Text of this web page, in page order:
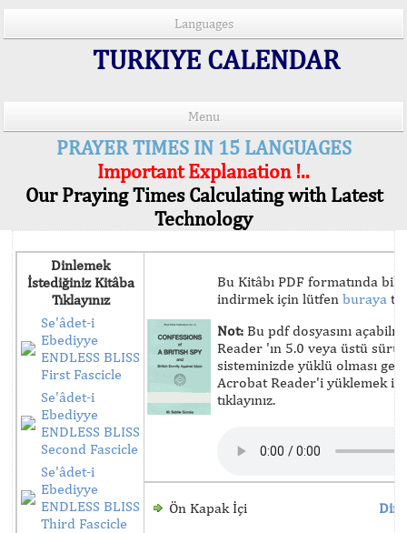
Languages
TURKIYE CALENDAR
Menu
PRAYER TIMES IN 15 LANGUAGES
Important Explanation !..
Our Praying Times Calculating with Latest
Technology
Dinlemek
İstediğiniz Kitâba
Tıklayınız
Se'âdet-i
Ebediyye
ENDLESS BLISS
First Fascicle
Se'âdet-i
Ebediyye
ENDLESS BLISS
Second Fascicle
Se'âdet-i
Ebediyye
ENDLESS BLISS
Third Fascicle
Bu Kitâbı PDF formatında
indirmek için lütfen buraya
Not: Bu pdf dosyasını
Reader 'ın 5.0 veya üstü
sisteminizde yüklü olması
Acrobat Reader'i yüklemek
tıklayınız.
Ön Kapak İçi